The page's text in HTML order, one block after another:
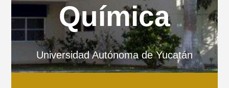
Química
Universidad Autónoma de Yucatán